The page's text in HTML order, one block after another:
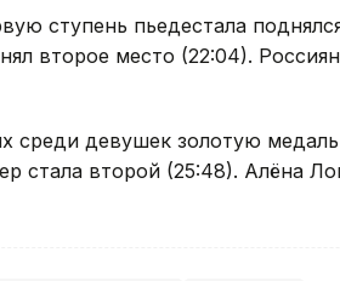
ступень пьедестала
второе место (22:04).
среди девушек золотую
стала второй (25:48). Алёна